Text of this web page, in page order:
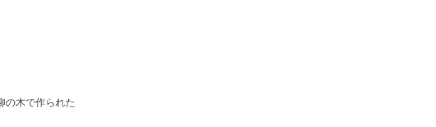
の木で作られた